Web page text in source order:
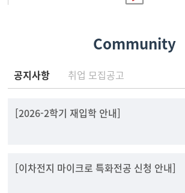
Community
공지사항 취업 모집공고
[2026-2학기 재입학 안내]
[이차전지 마이크로 특화전공 신청 안내]